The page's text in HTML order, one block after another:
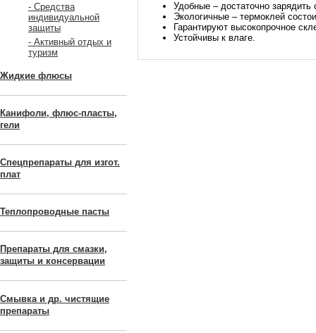
- Средства
индивидуальной
защиты
- Активный отдых и
туризм
Жидкие флюсы
Канифоли, флюс-пласты,
гели
Спецпрепараты для изгот.
плат
Теплопроводные пасты
Препараты для смазки,
защиты и консервации
Смывка и др. чистящие
препараты
Удобные – достаточно
Экологичные – термоклей
Гарантируют высокопрочное
Устойчивы к влаге.